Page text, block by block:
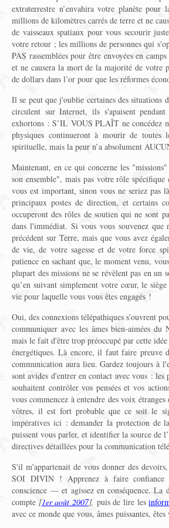
extraterrestre n’envahira votre planète pour
millions de kilomètres carrés de terre et ne
de vaisseaux spatiaux pour vous secourir
votre retour ; les millions de personnes qui
PAS rassemblées pour être envoyées en
et ne causera la mort de la majorité de votre
de dollars dans l’or pour que les réformes
Il se peut que j'oublie certaines des situations
circulent sur Internet, ils s'apaisent
exhortons : S’IL VOUS PLAÎT ne concédez
physiques continueront à mourir de toutes
spirituelle, mais la peur n’a absolument
Maintenant, en ce qui concerne les
son ensemble", mais pas votre rôle
vous est important, sinon vous ne seriez pas
principaux postes de direction, et certains
occuperont des rôles de soutien qui ne sont
dans l'immédiat. Si vous vous souvenez que
précédent sur Terre, mais que vous avez
de vie, de votre sagesse et de votre force
patience en sachant que, le moment venu,
plupart des missions ne se révèlent pas en
qu’en suivant simplement votre cœur, le
vie pour laquelle vous vous êtes engagés !
Oui, des connexions télépathiques s’ouvrent
communiquer avec les âmes bien-aimées du
mais le fait d'être trop préoccupé par cette
énergétiques. Là encore, il faut faire preuve
communication aura lieu. Gardez toujours à
sont avides d'entrer en contact avec vous :
souhaitent contrôler vos pensées et vos
vous commencez à entendre des voix
vôtres, il est fort probable que ce soit le
impératives ici : demander la protection de
puissent vous parler, et identifier la source de
directives détaillées pour la communication
S'il m'appartenait de vous donner des
SOI DIVIN ! Apprenez à faire
conscience — et agissez en conséquence.
compte [1er août 2007], puis de lire les
avec ce monde que vous, âmes puissantes,